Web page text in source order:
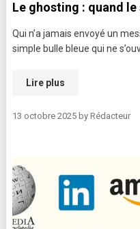
Le ghosting : quand
Qui n’a jamais envoyé un
simple bulle bleue qui ne
Lire plus
13 octobre 2025by Rédacteur